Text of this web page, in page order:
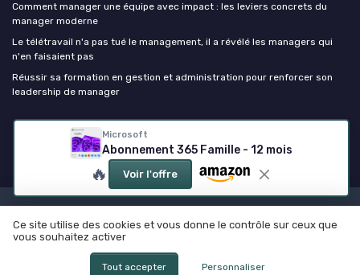
Microsoft
Abonnement 365 Famille - 12 mois
🔥 Voir l'offre
Comment manager une équipe avec impact : les leviers concrets du
manager moderne
Le télétravail n'a pas tué le management, il a révélé les managers qui
n'en faisaient pas
Réussir sa formation en gestion et administration pour renforcer son
leadership de manager
Niaque et Leadership
© Niaque et Leadership 2026
Ce site utilise des cookies et vous donne le contrôle sur ceux que
vous souhaitez activer
Tout accepter Personnaliser